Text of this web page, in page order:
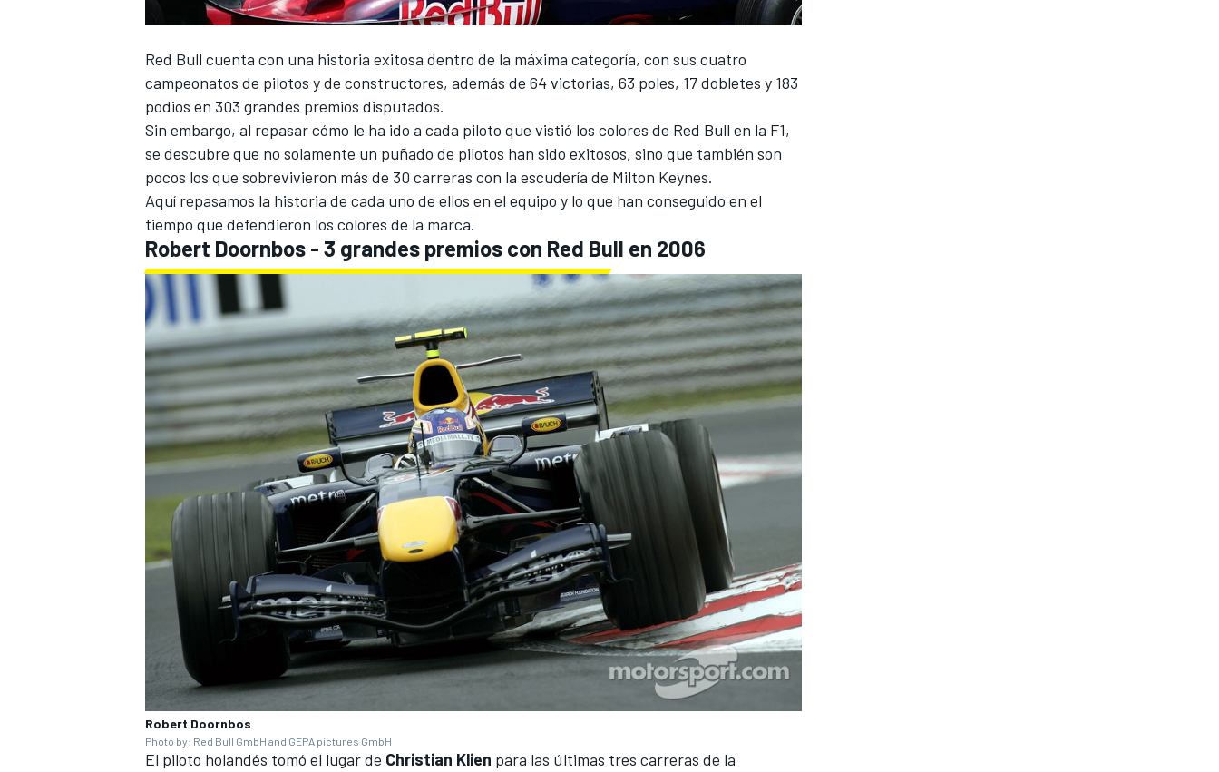
FÓRMULA E
Red Bull cuenta con una historia exitosa dentro de la máxima categoría, con sus cuatro
campeonatos de pilotos y de constructores, además de 64 victorias, 63 poles, 17 dobletes y 183
podios en 303 grandes premios disputados.
Sin embargo, al repasar cómo le ha ido a cada piloto que vistió los colores de Red Bull en la F1,
se descubre que no solamente un puñado de pilotos han sido exitosos, sino que también son
pocos los que sobrevivieron más de 30 carreras con la escudería de Milton Keynes.
Aquí repasamos la historia de cada uno de ellos en el equipo y lo que han conseguido en el
tiempo que defendieron los colores de la marca.
Robert Doornbos - 3 grandes premios con Red Bull en 2006
Robert Doornbos
Photo by: Red Bull GmbH and GEPA pictures GmbH
El piloto holandés tomó el lugar de Christian Klien para las últimas tres carreras de la